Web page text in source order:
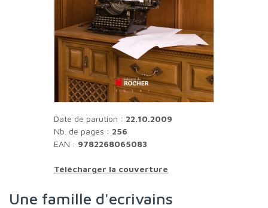
Date de parution : 22.10.2009
Nb. de pages : 256
EAN : 9782268065083
Télécharger la couverture
Une famille d'ecrivains